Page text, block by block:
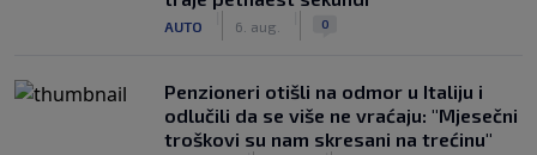
AUTO 6. aug. 0
Penzioneri otišli na odmor u Italiju i
odlučili da se više ne vraćaju: "Mjesečni
troškovi su nam skresani na trećinu"